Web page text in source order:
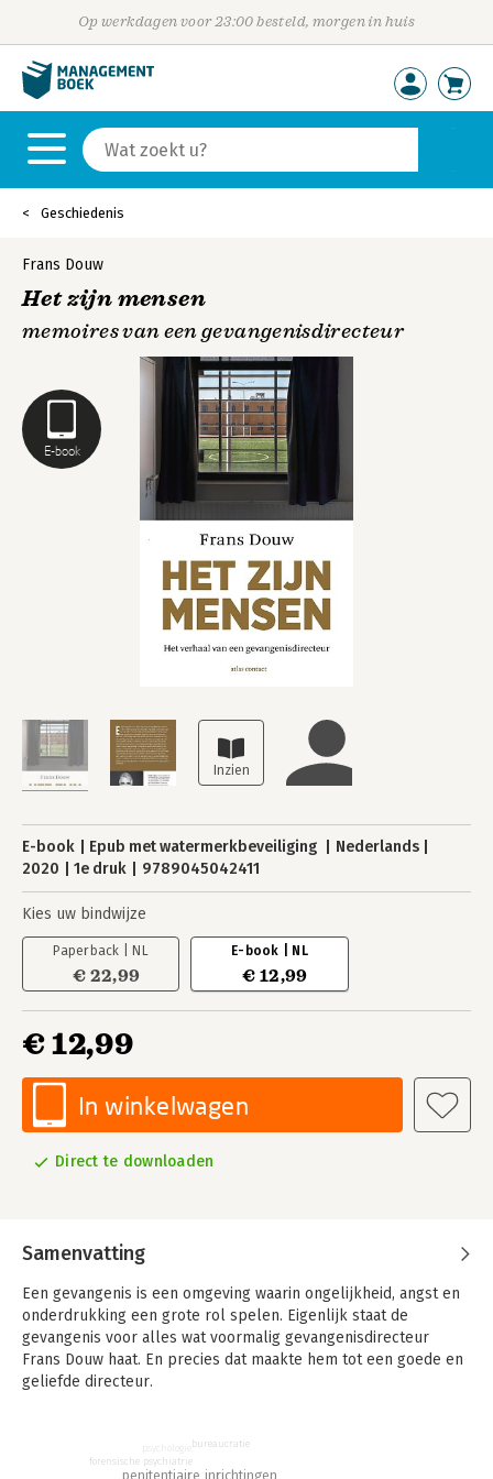
Op werkdagen voor 23:00 besteld, morgen in huis
Geschiedenis
E-book
Frans Douw
Het zijn mensen
memoires van een gevangenisdirecteur
E-book Epub met watermerkbeveiliging
Nederlands
2020
1e druk 9789045042411
Kies uw bindwijze
Paperback | NL
€ 22,99
E-book | NL
€ 12,99
€ 12,99
In winkelwagen
Direct te downloaden
Samenvatting
Een gevangenis is een omgeving waarin ongelijkheid, angst en
onderdrukking een grote rol spelen. Eigenlijk staat de
gevangenis voor alles wat voormalig gevangenisdirecteur
Frans Douw haat. En precies dat maakte hem tot een goede en
geliefde directeur.
volledig in het teken heeft gestaan van wat hij ‘menswaardige
detentie’ noemt: gedetineerden verdienen veel meer
penitentiaire inrichtingen
forensische psychiatrie
bureaucratie